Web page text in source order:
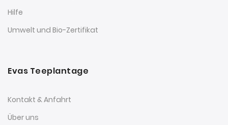
Hilfe
Umwelt und Bio-Zertifikat
Evas Teeplantage
Kontakt & Anfahrt
Über uns